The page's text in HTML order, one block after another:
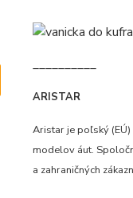
__________
ARISTAR
Aristar je poľský
modelov áut.
a zahraničných